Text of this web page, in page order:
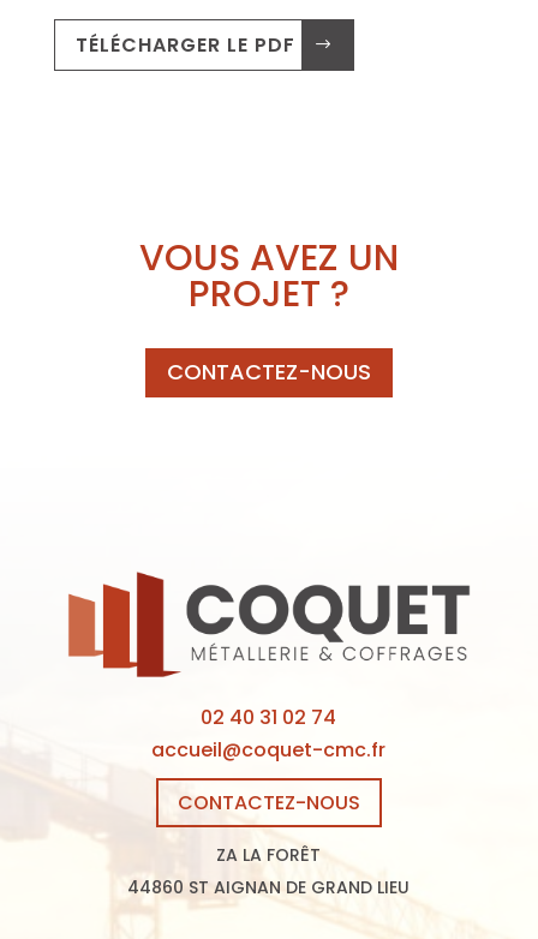
TÉLÉCHARGER LE PDF .
VOUS AVEZ UN
PROJET ?
CONTACTEZ-NOUS
02 40 31 02 74
accueil@coquet-cmc.fr
CONTACTEZ-NOUS
ZA LA FORÊT
44860 ST AIGNAN DE GRAND LIEU